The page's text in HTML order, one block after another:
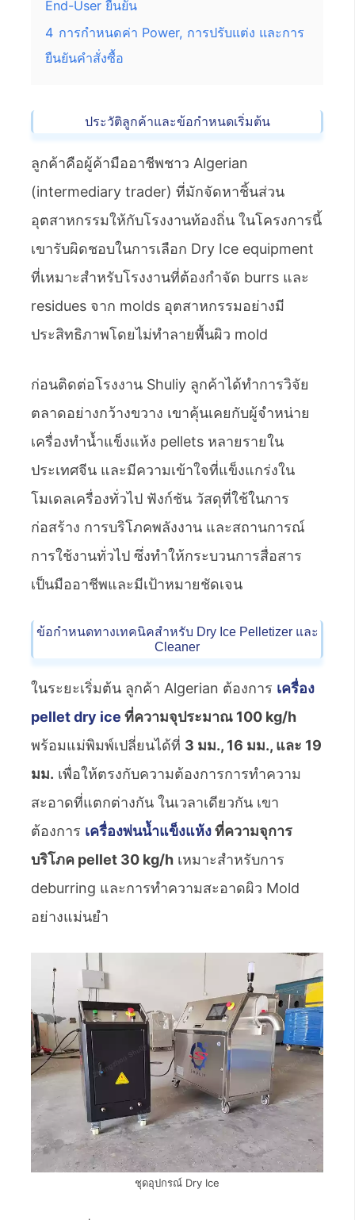
End-User ยืนยัน
4 การกำหนดค่า Power, การปรับแต่ง และการ
ยืนยันคำสั่งซื้อ
ประวัติลูกค้าและข้อกำหนดเริ่มต้น
ลูกค้าคือผู้ค้ามืออาชีพชาว Algerian
(intermediary trader) ที่มักจัดหาชิ้นส่วน
อุตสาหกรรมให้กับโรงงานท้องถิ่น ในโครงการนี้
เขารับผิดชอบในการเลือก Dry Ice equipment
ที่เหมาะสำหรับโรงงานที่ต้องกำจัด burrs และ
residues จาก molds อุตสาหกรรมอย่างมี
ประสิทธิภาพโดยไม่ทำลายพื้นผิว mold
ก่อนติดต่อโรงงาน Shuliy ลูกค้าได้ทำการวิจัย
ตลาดอย่างกว้างขวาง เขาคุ้นเคยกับผู้จำหน่าย
เครื่องทำน้ำแข็งแห้ง pellets หลายรายใน
ประเทศจีน และมีความเข้าใจที่แข็งแกร่งใน
โมเดลเครื่องทั่วไป ฟังก์ชัน วัสดุที่ใช้ในการ
ก่อสร้าง การบริโภคพลังงาน และสถานการณ์
การใช้งานทั่วไป ซึ่งทำให้กระบวนการสื่อสาร
เป็นมืออาชีพและมีเป้าหมายชัดเจน
ข้อกำหนดทางเทคนิคสำหรับ Dry Ice Pelletizer และ
Cleaner
ในระยะเริ่มต้น ลูกค้า Algerian ต้องการ เครื่อง
pellet dry ice ที่ความจุประมาณ 100 kg/h
พร้อมแม่พิมพ์เปลี่ยนได้ที่ 3 มม., 16 มม., และ 19
มม. เพื่อให้ตรงกับความต้องการการทำความ
สะอาดที่แตกต่างกัน ในเวลาเดียวกัน เขา
ต้องการ เครื่องพ่นน้ำแข็งแห้งที่ความจุการ
บริโภค pellet 30 kg/h เหมาะสำหรับการ
deburring และการทำความสะอาดผิว Mold
อย่างแม่นยำ
ชุดอุปกรณ์ Dry Ice